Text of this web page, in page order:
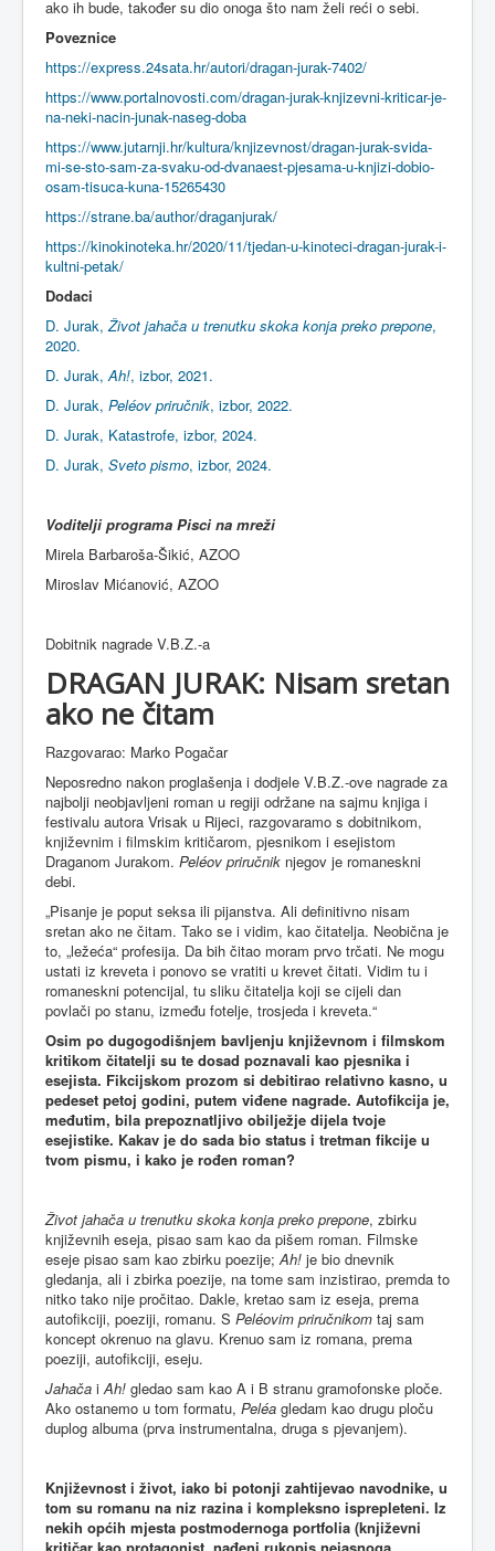
ako ih bude, također su dio onoga što nam želi reći o sebi.
Poveznice
https://express.24sata.hr/autori/dragan-jurak-7402/
https://www.portalnovosti.com/dragan-jurak-knjizevni-kriticar-je-
na-neki-nacin-junak-naseg-doba
https://www.jutarnji.hr/kultura/knjizevnost/dragan-jurak-svida-
mi-se-sto-sam-za-svaku-od-dvanaest-pjesama-u-knjizi-dobio-
osam-tisuca-kuna-15265430
https://strane.ba/author/draganjurak/
https://kinokinoteka.hr/2020/11/tjedan-u-kinoteci-dragan-jurak-i-
kultni-petak/
Dodaci
D. Jurak,Život jahača u trenutku skoka konja preko prepone,
2020.
D. Jurak,Ah!, izbor, 2021.
D. Jurak, Peléov priručnik, izbor, 2022.
D. Jurak, Katastrofe, izbor, 2024.
D. Jurak, Sveto pismo, izbor, 2024.
Voditelji programa Pisci na mreži
Mirela Barbaroša-Šikić, AZOO
Miroslav Mićanović, AZOO
Dobitnik nagrade V.B.Z.-a
DRAGAN JURAK: Nisam sretan
ako ne čitam
Razgovarao: Marko Pogačar
Neposredno nakon proglašenja i dodjele V.B.Z.-ove nagrade za
najbolji neobjavljeni roman u regiji održane na sajmu knjiga i
festivalu autora Vrisak u Rijeci, razgovaramo s dobitnikom,
književnim i filmskim kritičarom, pjesnikom i esejistom
Draganom Jurakom. Peléov priručnik njegov je romaneskni
debi.
„Pisanje je poput seksa ili pijanstva. Ali definitivno nisam
sretan ako ne čitam. Tako se i vidim, kao čitatelja. Neobična je
to, „ležeća“ profesija. Da bih čitao moram prvo trčati. Ne mogu
ustati iz kreveta i ponovo se vratiti u krevet čitati. Vidim tu i
romaneskni potencijal, tu sliku čitatelja koji se cijeli dan
povlači po stanu, između fotelje, trosjeda i kreveta.“
Osim po dugogodišnjem bavljenju književnom i filmskom
kritikom čitatelji su te dosad poznavali kao pjesnika i
esejista. Fikcijskom prozom si debitirao relativno kasno, u
pedeset petoj godini, putem viđene nagrade. Autofikcija je,
međutim, bila prepoznatljivo obilježje dijela tvoje
esejistike. Kakav je do sada bio status i tretman fikcije u
tvom pismu, i kako je rođen roman?
Život jahača u trenutku skoka konja preko prepone, zbirku
književnih eseja, pisao sam kao da pišem roman. Filmske
eseje pisao sam kao zbirku poezije; Ah! je bio dnevnik
gledanja, ali i zbirka poezije, na tome sam inzistirao, premda to
nitko tako nije pročitao. Dakle, kretao sam iz eseja, prema
autofikciji, poeziji, romanu. S Peléovim priručnikom taj sam
koncept okrenuo na glavu. Krenuo sam iz romana, prema
poeziji, autofikciji, eseju.
Jahača iAh! gledao sam kao A i B stranu gramofonske ploče.
Ako ostanemo u tom formatu, Peléa gledam kao drugu ploču
duplog albuma (prva instrumentalna, druga s pjevanjem).
Književnost i život, iako bi potonji zahtijevao navodnike, u
tom su romanu na niz razina i kompleksno isprepleteni. Iz
nekih općih mjesta postmodernoga portfolia (književni